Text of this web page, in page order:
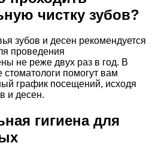
чистку зубов?
зубов и десен рекомендуется
проведения
не реже двух раз в год. В
помогут вам
график посещений, исходя
и десен.
гигиена для